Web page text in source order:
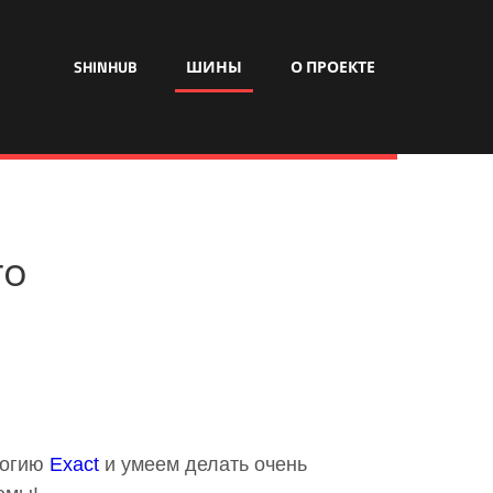
SHINHUB ШИНЫ О ПРОЕКТЕ
Exact и умеем делать очень